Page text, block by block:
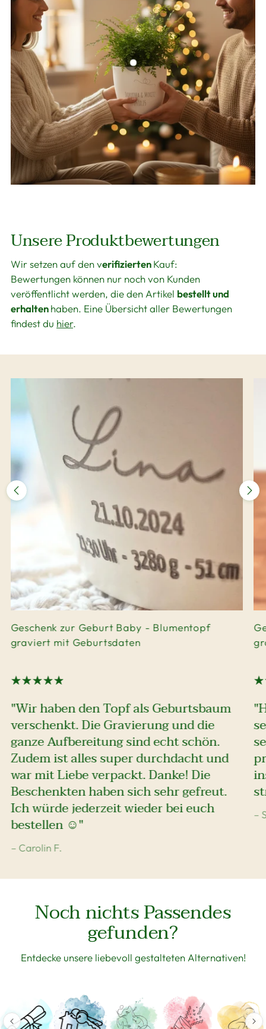
Unsere Produktbewertungen
Wir setzen auf den verifiziertenKauf:
Bewertungen können nur noch von Kunden
veröffentlicht werden, die den Artikel bestellt und
erhaltenhaben. Eine Übersicht aller Bewertungen
findest du hier.
"Wir haben den Topf als Geburtsbaum
verschenkt. Die Gravierung und die
ganze Aufbereitung sind echt schön.
Zudem ist alles super durchdacht und
war mit Liebe verpackt. Danke! Die
Beschenkten haben sich sehr gefreut.
Ich würde jederzeit wieder bei euch
bestellen ☺️"
– Carolin F.
Geschenk zur Geburt Baby - Blumentopf
graviert mit Geburtsdaten
–
Noch nichts Passendes
gefunden?
Entdecke unsere liebevoll gestalteten Alternativen!